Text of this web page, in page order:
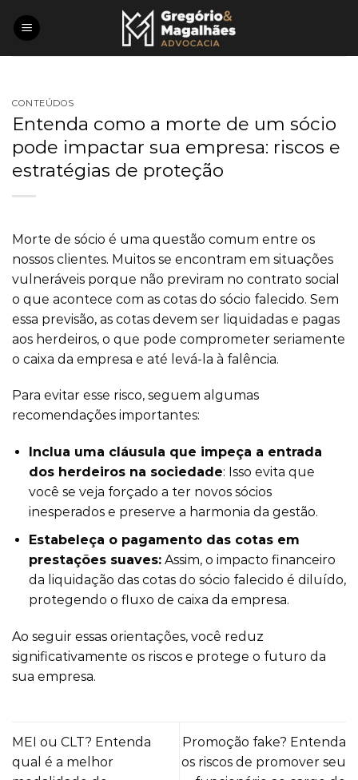
CONTEÚDOS
Entenda como a morte de um sócio
pode impactar sua empresa: riscos e
estratégias de proteção
Morte de sócio é uma questão comum entre os
nossos clientes. Muitos se encontram em situações
vulneráveis porque não previram no contrato social
o que acontece com as cotas do sócio falecido. Sem
essa previsão, as cotas devem ser liquidadas e pagas
aos herdeiros, o que pode comprometer seriamente
o caixa da empresa e até levá-la à falência.
Para evitar esse risco, seguem algumas
recomendações importantes:
Inclua uma cláusula que impeça a entrada
dos herdeiros na sociedade: Isso evita que
você se veja forçado a ter novos sócios
inesperados e preserve a harmonia da gestão.
Estabeleça o pagamento das cotas em
prestações suaves:Assim, o impacto financeiro
da liquidação das cotas do sócio falecido é diluído,
protegendo o fluxo de caixa da empresa.
Ao seguir essas orientações, você reduz
significativamente os riscos e protege o futuro da
sua empresa.
MEI ou CLT? Entenda
qual é a melhor
Promoção fake? Entenda
os riscos de promover seu